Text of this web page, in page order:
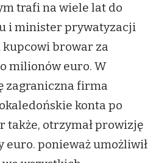
trafi na wiele lat do
i minister prywatyzacji
browar za
milionów euro. W
zagraniczna firma
konta po
także, otrzymał prowizję
euro. ponieważ umożliwił